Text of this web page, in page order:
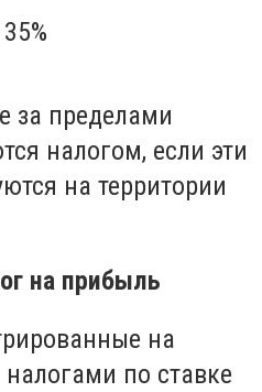
35%
за пределами
налогом, если эти
на территории
на прибыль
на
по ставке